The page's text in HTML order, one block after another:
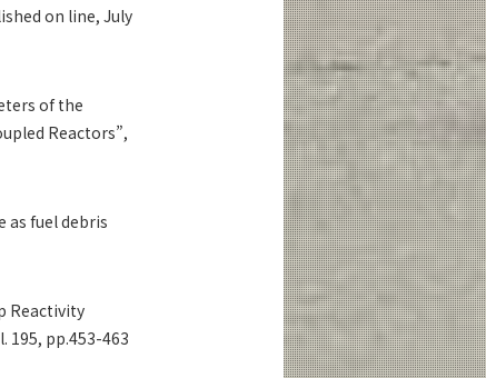
on line, July
of the
Reactors”,
as fuel debris
Reactivity
195, pp.453-463